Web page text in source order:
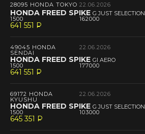
28095 HONDA TOKYO 22.06.2026
HONDA FREED SPIKE G JUST SELECTION
1500 162000
641 551 P
--
49045 HONDA
SENDAI
22.06.2026
HONDA FREED SPIKE GI AERO
1500 177000
641 551 P
--
69172 HONDA
KYUSHU
22.06.2026
HONDA FREED SPIKE G JUST SELECTION
1500 103000
645 351 P
--